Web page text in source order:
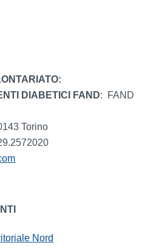
DIABETICI FAND: FAND
Torino
Nord